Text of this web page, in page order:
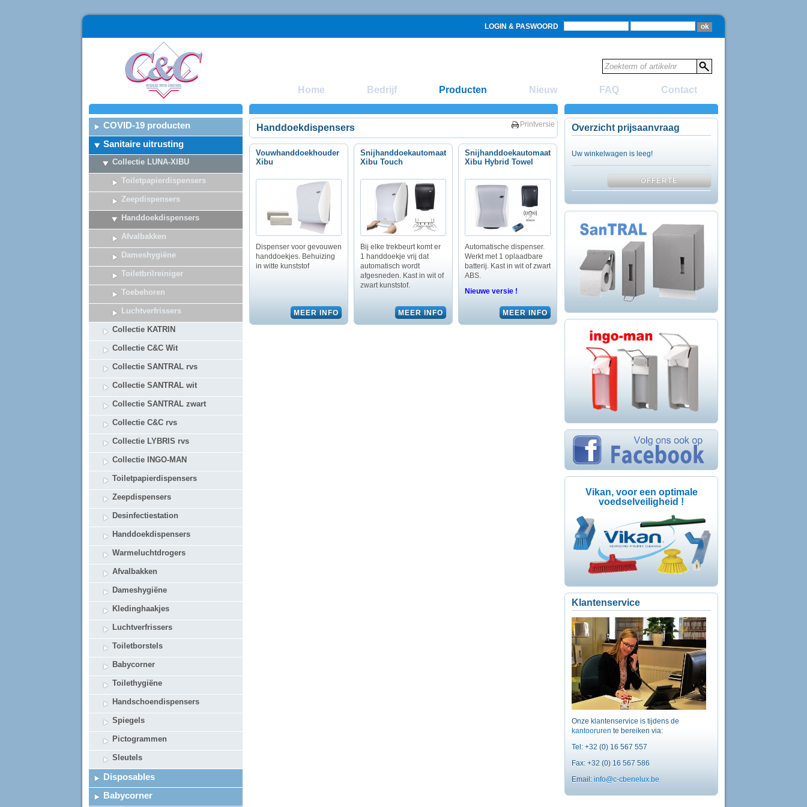
LOGIN & PASWOORD
Home Bedrijf Producten Nieuw FAQ Contact
COVID-19 producten
Sanitaire uitrusting
Collectie LUNA-XIBU
Toiletpapierdispensers
Zeepdispensers
Handdoekdispensers
Afvalbakken
Dameshygiëne
Toiletbrilreiniger
Toebehoren
Luchtverfrissers
Collectie KATRIN
Collectie C&C Wit
Collectie SANTRAL rvs
Collectie SANTRAL wit
Collectie SANTRAL zwart
Collectie C&C rvs
Collectie LYBRIS rvs
Collectie INGO-MAN
Toiletpapierdispensers
Zeepdispensers
Desinfectiestation
Handdoekdispensers
Warmeluchtdrogers
Afvalbakken
Dameshygiëne
Kledinghaakjes
Luchtverfrissers
Toiletborstels
Babycorner
Toilethygiëne
Handschoendispensers
Spiegels
Pictogrammen
Sleutels
Disposables
Babycorner
Printversie
Handdoekdispensers
Vouwhanddoekhouder
Xibu
Dispenser voor gevouwen
handdoekjes. Behuizing
in witte kunststof
Snijhanddoekautomaat
Xibu Touch
Bij elke trekbeurt komt er
1 handdoekje vrij dat
automatisch wordt
afgesneden. Kast in wit of
zwart kunststof.
Snijhanddoekautomaat
Xibu Hybrid Towel
Automatische dispenser.
Werkt met 1 oplaadbare
batterij. Kast in wit of zwart
ABS.
Nieuwe versie !
Overzicht prijsaanvraag
Uw winkelwagen is leeg!
Vikan, voor een optimale
voedselveiligheid !
Klantenservice
Onze klantenservice is tijdens de
kantooruren te bereiken via:
Tel: +32 (0) 16 567 557
Fax: +32 (0) 16 567 586
Email: info@c-cbenelux.be